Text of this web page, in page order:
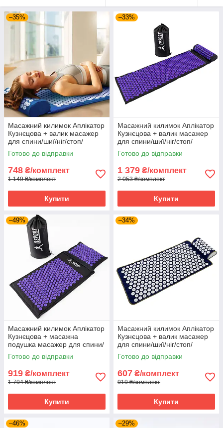
–35%
Масажний килимок Аплікатор
Кузнєцова + валик масажер
для спини/шиї/ніг/стоп/
голови/тіла OSPORT Pro (apl-
011) Синьо-білий
Готово до відправки
748 ₴/комплект
1 149 ₴/комплект
Купити
–33%
Масажний килимок Аплікатор
Кузнєцова + валик масажер
для спини/шиї/ніг/стоп/
голови/тіла OSPORT Pro (n-
0006) Чорно-фіолетовий
Готово до відправки
1 379 ₴/комплект
2 053 ₴/комплект
Купити
–49%
Масажний килимок Аплікатор
Кузнєцова + масажна
подушка масажер для спини/
шиї/голови OSPORT Pro (apl-
777) Чорно-фіолетовий
Готово до відправки
919 ₴/комплект
1 794 ₴/комплект
Купити
–34%
Масажний килимок Аплікатор
Кузнєцова + валик масажер
для спини/шиї/ніг/стоп/
голови/тіла OSPORT (n-0004)
Синьо-білий
Готово до відправки
607 ₴/комплект
919 ₴/комплект
Купити
–46% –29%